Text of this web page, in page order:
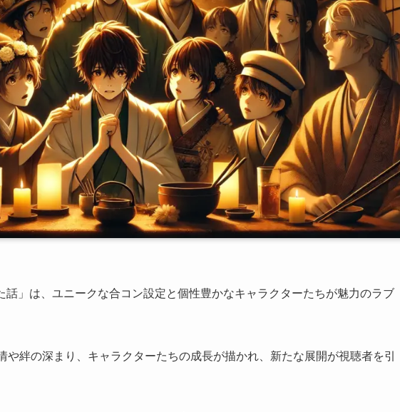
話」は、ユニークな合コン設定と個性豊かなキャラクターたちが魅力のラブ
絆の深まり、キャラクターたちの成長が描かれ、新たな展開が視聴者を引